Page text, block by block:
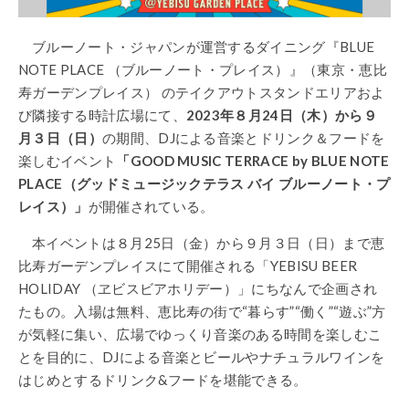
ブルーノート・ジャパンが運営するダイニング『BLUE
NOTE PLACE （ブルーノート・プレイス）』（東京・恵比
寿ガーデンプレイス） のテイクアウトスタンドエリアおよ
び隣接する時計広場にて、 2023年８月24日（木）から９
月３日（日） の期間、DJによる音楽とドリンク＆フードを
楽しむイベント
「GOOD MUSIC TERRACE by BLUE NOTE
PLACE（グッドミュージックテラス バイ ブルーノート・プ
レイス）」 が開催されている。
本イベントは８月25日（金）から９月３日（日）まで恵
比寿ガーデンプレイスにて開催される「YEBISU BEER
HOLIDAY （ヱビスビアホリデー）」にちなんで企画され
たもの。入場は無料、恵比寿の街で“暮らす”“働く”“遊ぶ”方
が気軽に集い、広場でゆっくり音楽のある時間を楽しむこ
とを目的に、DJによる音楽とビールやナチュラルワインを
はじめとするドリンク&フードを堪能できる。